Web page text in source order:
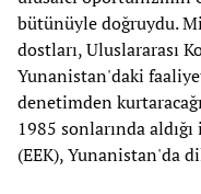
bütünüyle doğruydu.
dostları, Uluslararası
Yunanistan'daki
denetimden
1985 sonlarında
(EEK), Yunanistan'da